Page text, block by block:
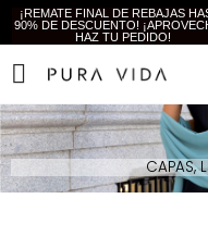
¡REMATE FINAL DE REBAJAS
90% DE DESCUENTO!
HAZ TU PEDIDO!
CAPAS,